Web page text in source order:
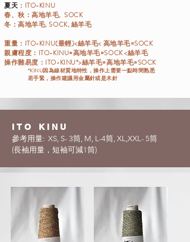
夏天 ：ITO-KINU
春、秋：高地羊毛, SOCK
冬：高地羊毛, SOCK, 絲羊毛
重量： ITO-KINU(最輕)<絲羊毛< 高地羊毛=SOCK
親膚程度： ITO-KINU=高地羊毛=SOCK <絲羊毛
操作難易度： ITO-KINU​*>絲羊毛=高地羊毛=SOCK
*KINU因為線材質地特性，操作上需要一點時間熟悉
若手緊，操作建議用金屬針或是木針
ITO KINU
參考用量: XS, S- 3筒, M, L-4筒, XL,XXL- 5筒
​(長袖用量，短袖可減1筒)